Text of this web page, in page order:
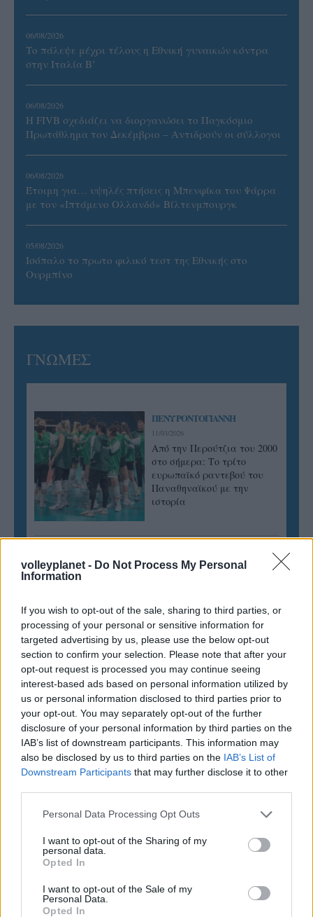
volleyplanet - Do Not Process My Personal
Information
If you wish to opt-out of the sale, sharing to third parties, or
processing of your personal or sensitive information for
targeted advertising by us, please use the below opt-out
section to confirm your selection. Please note that after your
opt-out request is processed you may continue seeing
interest-based ads based on personal information utilized by
us or personal information disclosed to third parties prior to
your opt-out. You may separately opt-out of the further
disclosure of your personal information by third parties on the
IAB’s list of downstream participants. This information may
also be disclosed by us to third parties on the IAB’s List of
Downstream Participants that may further disclose it to other
Please note that this website/app uses one or more Google
not limited to your visit or usage behaviour. You may click to
grant or deny consent to Google and its third-party tags to
use your data for below specified purposes in below Google
consent section.
Personal Data Processing Opt Outs
I want to opt-out of the Sharing of my
personal data.
Opted In
I want to opt-out of the Sale of my
Personal Data.
Opted In
06/08/2026
Το πάλεψε μέχρι τέλους η Εθνική γυναικών κόντρα
στην Ιταλία Β’
06/08/2026
Η FIVB σχεδιάζει να διοργανώσει το Παγκόσμιο
Πρωτάθλημα τον Δεκέμβριο – Αντιδρούν οι σύλλογοι
06/08/2026
Έτοιμη για… υψηλές πτήσεις η Μπενφίκα του Ψάρρα
με τον «Ιπτάμενο Ολλανδό» Βίλτενμπουργκ
05/08/2026
Ισόπαλο το πρωτο φιλικό τεστ της Εθνικής στο
Ουρμπίνο
ΓΝΩΜΕΣ
ΠΕΝΥ ΡΟΝΤΟΓΙΑΝΝΗ
11/03/2026
Από την Περούτζια του 2000
στο σήμερα: Tο τρίτο
ευρωπαϊκό ραντεβού του
Παναθηναϊκού με την
ιστορία
08/03/2026
Α.Ο. Θήρας